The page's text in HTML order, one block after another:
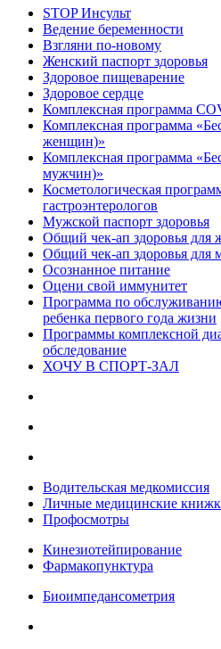
STOP Инсульт
Ведение беременности
Взгляни по-новому
Женский паспорт здоровья
Здоровое пищеварение
Здоровое сердце
Комплексная программа
Комплексная программа
женщин)»
Комплексная программа
мужчин)»
Косметологическая
гастроэнтерологов
Мужской паспорт здоровья
Общий чек-ап здоровья для
Общий чек-ап здоровья для
Осознанное питание
Оцени свой иммунитет
Программа по
ребенка первого года жизни
Программы комплексной
обследование
ХОЧУ В CПОРТ-ЗАЛ
Водительская медкомиссия
Личные медицинские
Профосмотры
Кинезиотейпирование
Фармакопунктура
Биоимпедансометрия